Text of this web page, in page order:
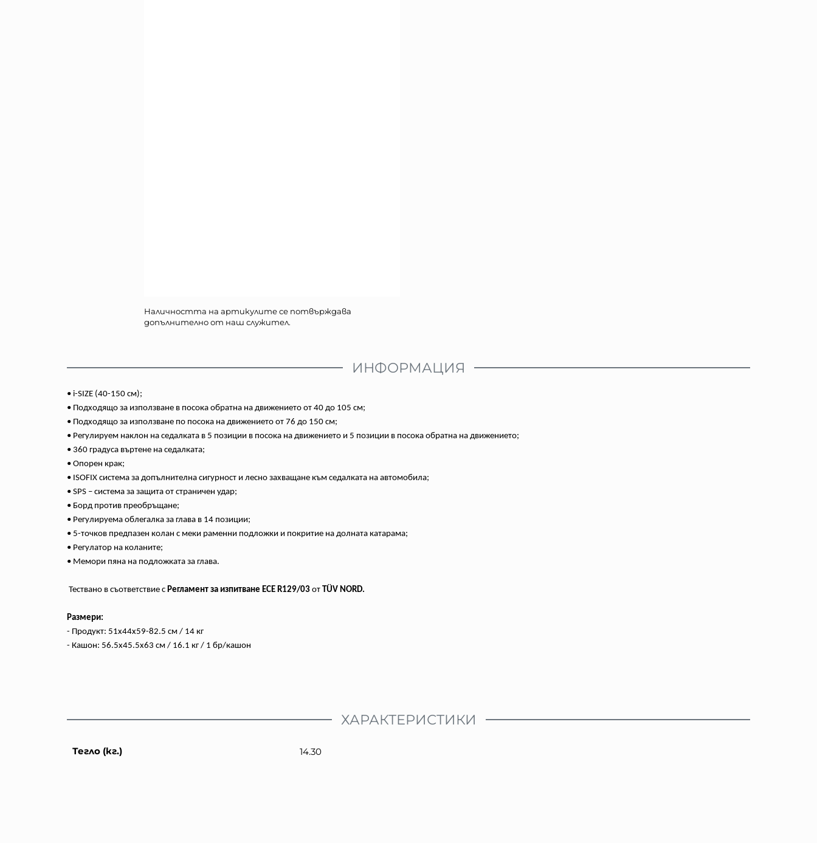
Наличността на артикулите се потвърждава
допълнително от наш служител.
ИНФОРМАЦИЯ
• i-SIZE (40-150 см);
• Подходящо за използване в посока обратна на движението от 40 до 105 см;
• Подходящо за използване по посока на движението от 76 до 150 см;
• Регулируем наклон на седалката в 5 позиции в посока на движението и 5 позиции в посока обратна на движението;
• 360 градуса въртене на седалката;
• Опорен крак;
• ISOFIX система за допълнителна сигурност и лесно захващане към седалката на автомобила;
• SPS – система за защита от страничен удар;
• Борд против преобръщане;
• Регулируема облегалка за глава в 14 позиции;
• 5-точков предпазен колан с меки раменни подложки и покритие на долната катарама;
• Регулатор на коланите;
• Мемори пяна на подложката за глава.
Тествано в съответствие сРегламент за изпитване ECE R129/03 от TÜV NORD.
Размери:
- Продукт: 51x44x59-82.5 см / 14 кг
- Кашон: 56.5x45.5x63 см / 16.1 кг / 1 бр/кашон
ХАРАКТЕРИСТИКИ
Тегло (кг.) 14.30